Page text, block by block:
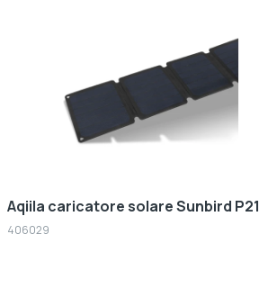
Aqiila caricatore solare Sunbird P21
406029